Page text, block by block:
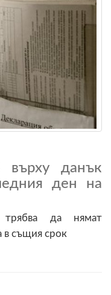
данък
ден на
трябва да нямат
в същия срок